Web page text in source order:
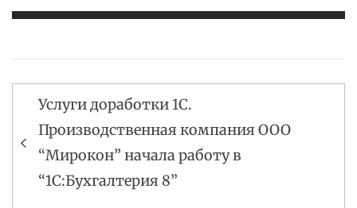
Навигация
по
записям
Услуги доработки 1С.
Производственная компания ООО
“Мирокон” начала работу в
“1С:Бухгалтерия 8”